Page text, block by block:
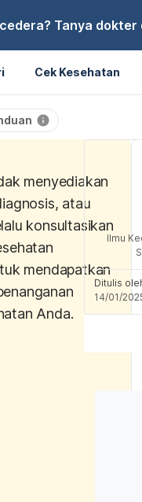
Tanya dokter
Cek Kesehatan
menyediakan
atau
konsultasikan
mendapatkan
Anda.
Ilmu
Ditulis
14/01/